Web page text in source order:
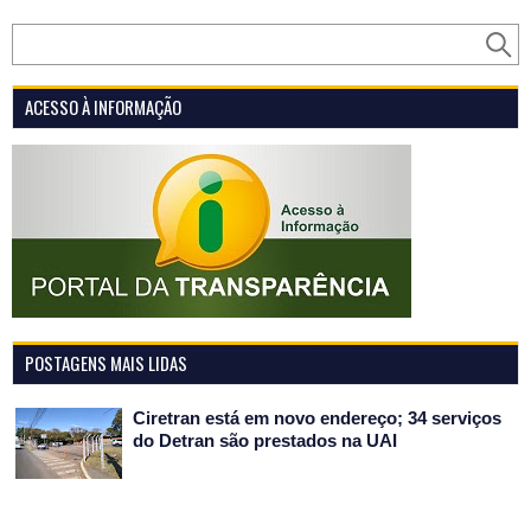
ACESSO À INFORMAÇÃO
POSTAGENS MAIS LIDAS
Ciretran está em novo endereço; 34 serviços
do Detran são prestados na UAI